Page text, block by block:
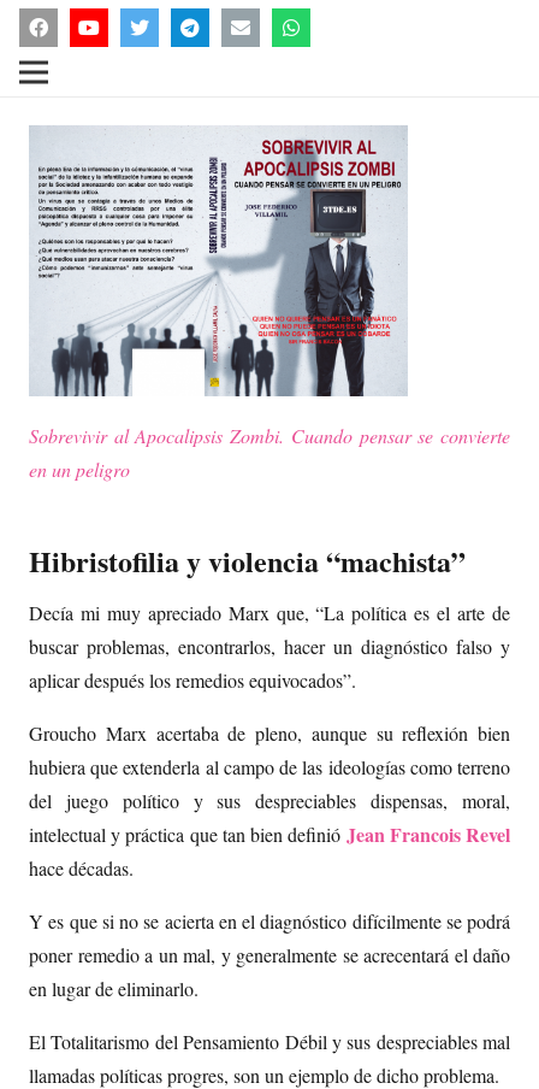
Sobrevivir al Apocalipsis Zombi. Cuando pensar se convierte
en un peligro
Hibristofilia y violencia “machista”
Decía mi muy apreciado Marx que, “La política es el arte de
buscar problemas, encontrarlos, hacer un diagnóstico falso y
aplicar después los remedios equivocados”.
Groucho Marx acertaba de pleno, aunque su reflexión bien
hubiera que extenderla al campo de las ideologías como terreno
del juego político y sus despreciables dispensas, moral,
intelectual y práctica que tan bien definió Jean Francois Revel
hace décadas.
Y es que si no se acierta en el diagnóstico difícilmente se podrá
poner remedio a un mal, y generalmente se acrecentará el daño
en lugar de eliminarlo.
El Totalitarismo del Pensamiento Débil y sus despreciables mal
llamadas políticas progres, son un ejemplo de dicho problema.